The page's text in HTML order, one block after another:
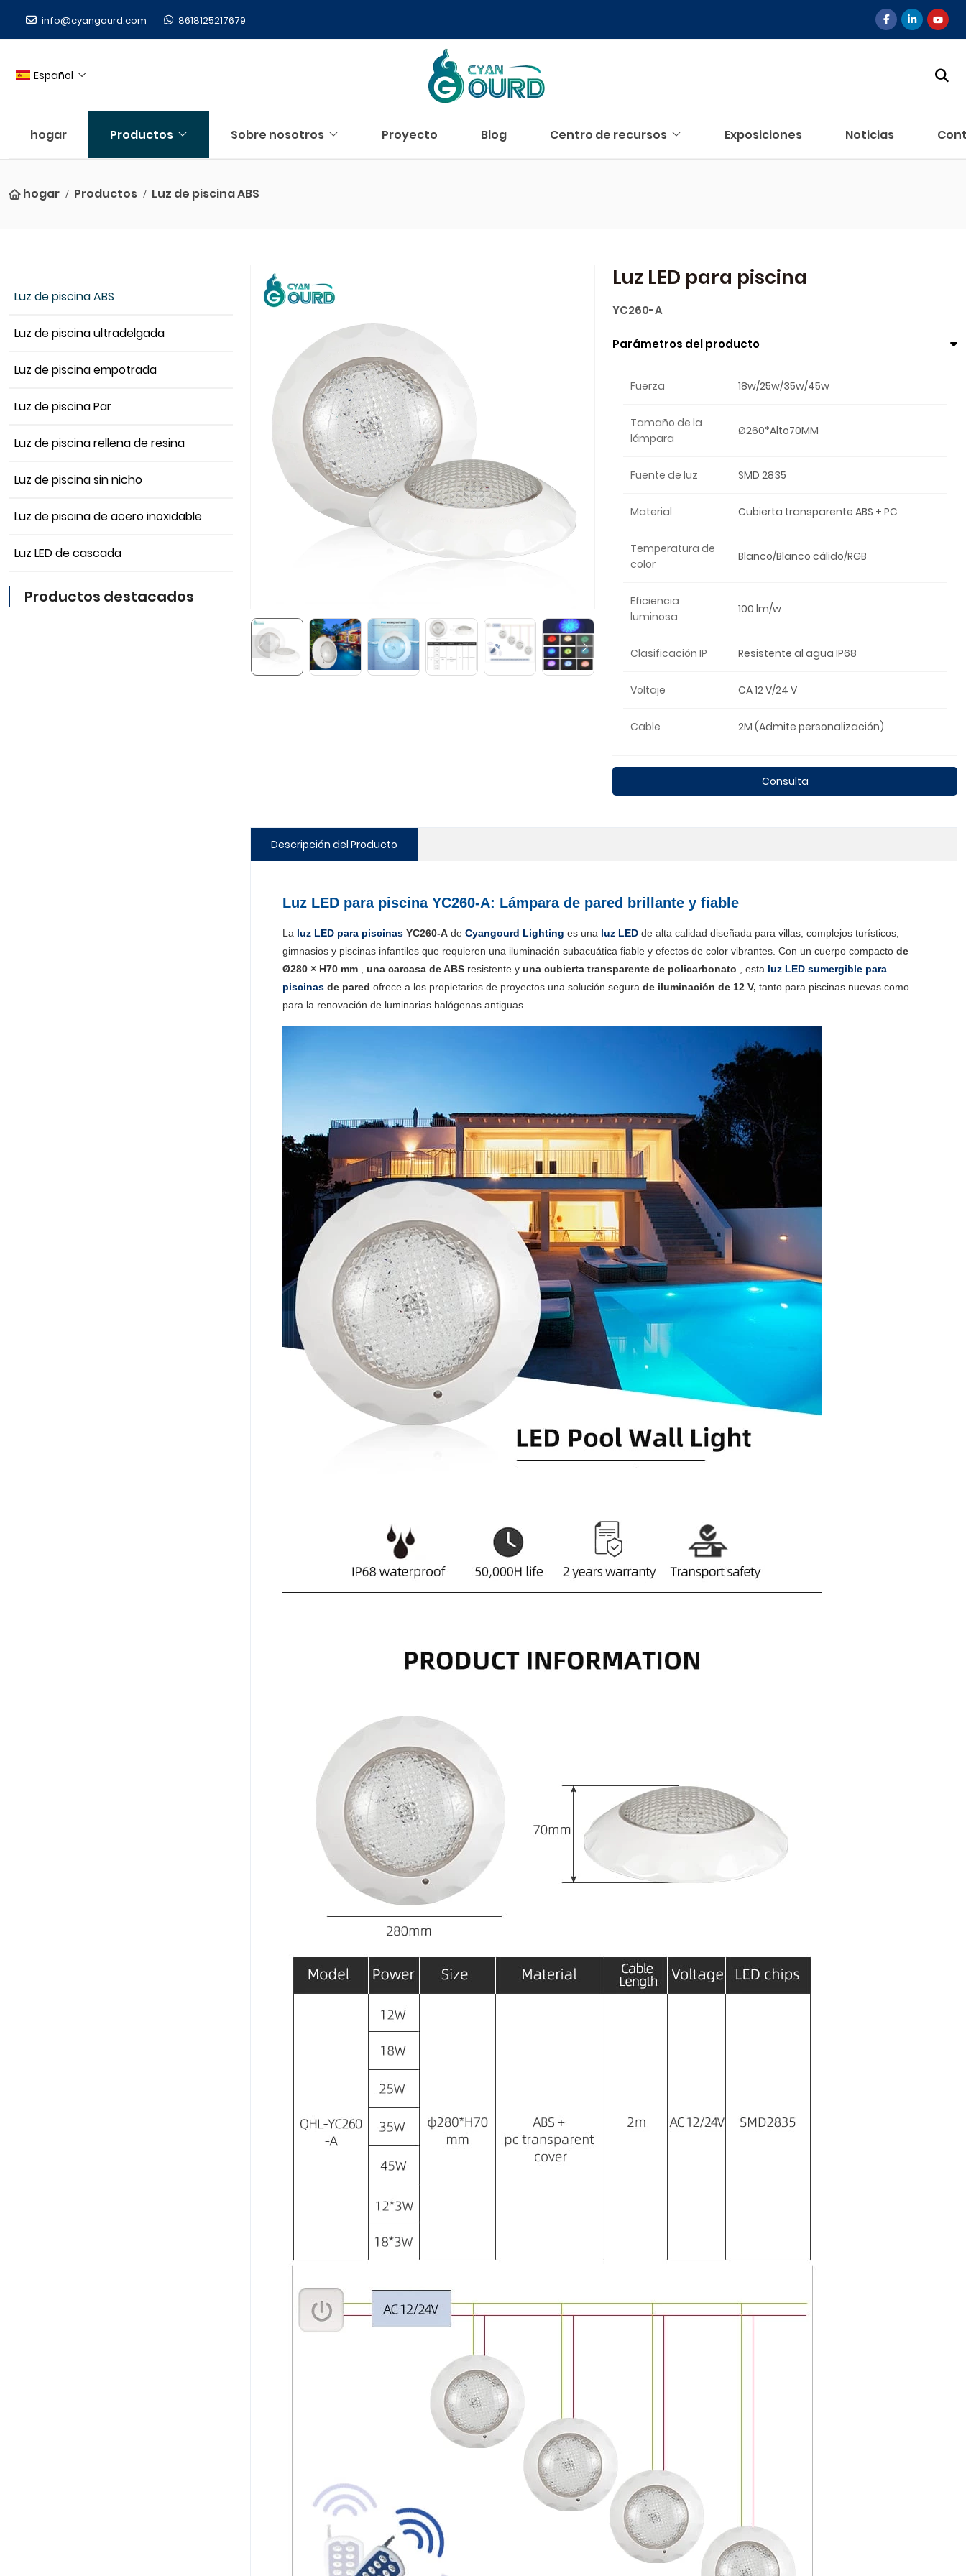
info@cyangourd.com 8618125217679
Español
hogar Productos Sobre nosotros Proyecto Blog Centro de recursos Exposiciones Noticias
hogar Productos Luz de piscina ABS
Luz LED para piscina
YC260-A
Parámetros del producto
Fuerza 18w/25w/35w/45w
Tamaño de la
lámpara
Ø260*Alto70MM
Fuente de luz SMD 2835
Material Cubierta transparente ABS + PC
Temperatura de
color
Blanco/Blanco cálido/RGB
Eficiencia
luminosa
100 lm/w
Clasificación IP Resistente al agua IP68
Voltaje CA 12 V/24 V
Cable 2M (Admite personalización)
Consulta
Descripción del Producto
Luz LED para piscina YC260-A: Lámpara de pared brillante y fiable
La luz LED para piscinas YC260-A de Cyangourd Lighting es una luz LED de alta calidad diseñada para villas, complejos turísticos,
gimnasios y piscinas infantiles que requieren una iluminación subacuática fiable y efectos de color vibrantes. Con un cuerpo compacto de
Ø280 × H70 mm
una carcasa de ABS resistente y una cubierta transparente de policarbonato , esta luz LED sumergible para
piscinas de pared ofrece a los propietarios de proyectos una solución segura de iluminación de 12 V, tanto para piscinas nuevas como
para la renovación de luminarias halógenas antiguas.
Luz de piscina ABS
Luz de piscina ultradelgada
Luz de piscina empotrada
Luz de piscina Par
Luz de piscina rellena de resina
Luz de piscina sin nicho
Luz de piscina de acero inoxidable
Luz LED de cascada
Productos destacados